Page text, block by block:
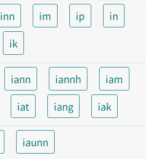
inn im ip
in
ik
iann iannh
iam
iat iang iak
iaunn